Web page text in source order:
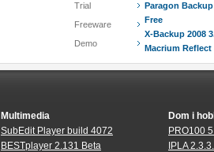
Trial
Freeware
Demo
Paragon
Free
X-Backup 2008
Macrium Reflect
Multimedia
SubEdit Player build 4072
BESTplayer 2.131 Beta
Dom i
PRO100
IPLA